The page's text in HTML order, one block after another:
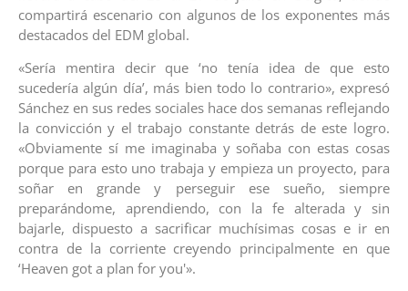
compartirá escenario con algunos de los exponentes más
destacados del EDM global.
«Sería mentira decir que ‘no tenía idea de que esto
sucedería algún día’, más bien todo lo contrario», expresó
Sánchez en sus redes sociales hace dos semanas reflejando
la convicción y el trabajo constante detrás de este logro.
«Obviamente sí me imaginaba y soñaba con estas cosas
porque para esto uno trabaja y empieza un proyecto, para
soñar en grande y perseguir ese sueño, siempre
preparándome, aprendiendo, con la fe alterada y sin
bajarle, dispuesto a sacrificar muchísimas cosas e ir en
contra de la corriente creyendo principalmente en que
‘Heaven got a plan for you'».